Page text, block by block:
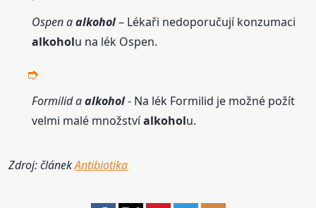
Ospen aalkohol– Lékaři nedoporučují konzumaci
alkoholu na lék Ospen.
Formilid aalkohol- Na lék Formilid je možné požít
velmi malé množstvíalkoholu.
Zdroj: článekAntibiotika